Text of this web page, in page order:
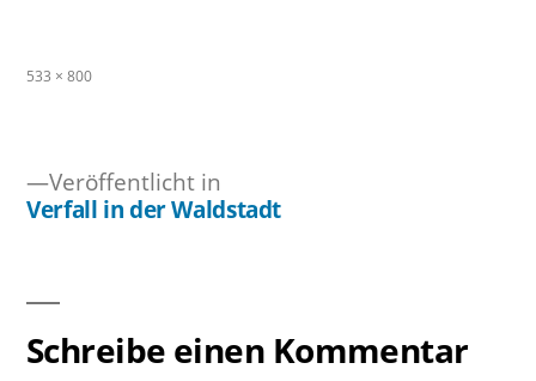
Originalgröße
533 × 800
Veröffentlicht in
Verfall in der Waldstadt
Schreibe einen Kommentar